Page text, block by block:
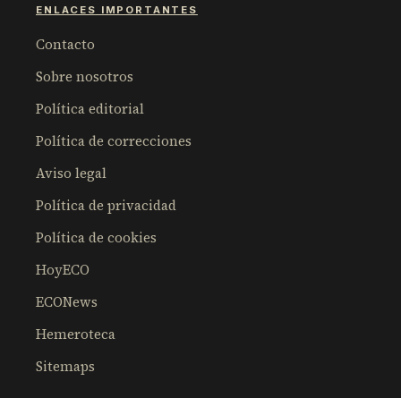
ENLACES IMPORTANTES
Contacto
Sobre nosotros
Política editorial
Política de correcciones
Aviso legal
Política de privacidad
Política de cookies
HoyECO
ECONews
Hemeroteca
Sitemaps